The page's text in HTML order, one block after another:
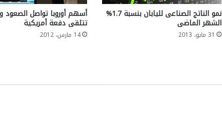
نمو الناتج الصناعى لليابان بنسبة 1.7%
الشهر الماضى
31 مايو، 2013
أسهم أوروبا تواصل الصعود
تتلقى دفعة أمريكية
14 مارس، 2012